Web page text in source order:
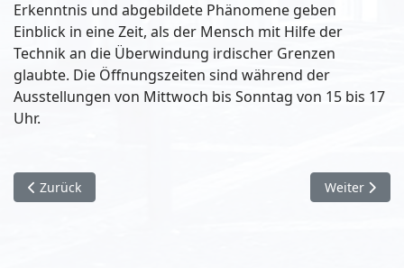
Erkenntnis und abgebildete Phänomene geben
Einblick in eine Zeit, als der Mensch mit Hilfe der
Technik an die Überwindung irdischer Grenzen
glaubte. Die Öffnungszeiten sind während der
Ausstellungen von Mittwoch bis Sonntag von 15 bis 17
Uhr.
Vorheriger Beitrag: KTB zeigt „Die Wunderübung“
Zurück Nächster
Weiter